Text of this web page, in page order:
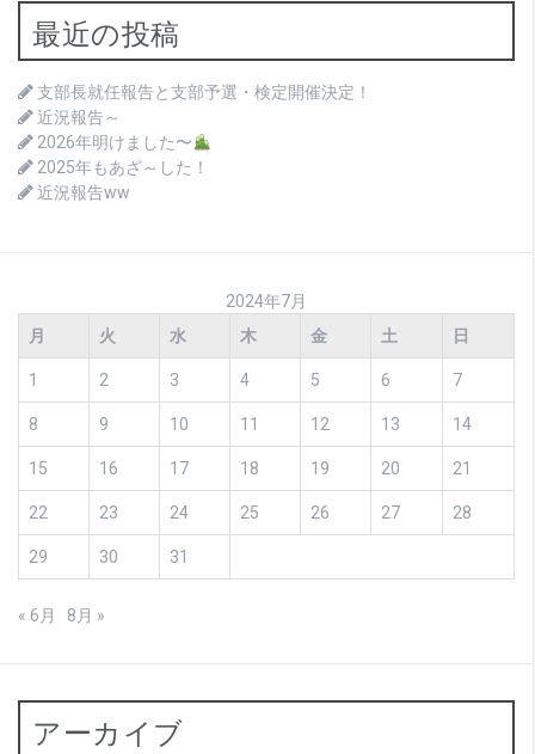
最近の投稿
支部長就任報告と支部予選・検定開催決定！
近況報告～
2026年明けました〜
2025年もあざ～した！
近況報告ww
2024年7月
月
火 水 木 金 土 日
1 2 3 4 5 6 7
8 9 10 11 12 13 14
15 16 17 18 19 20 21
22 23 24 25 26 27 28
29 30 31
« 6月 8月 »
アーカイブ